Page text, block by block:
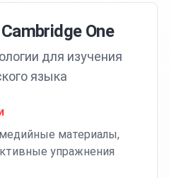
One
для изучения
языка
материалы,
упражнения